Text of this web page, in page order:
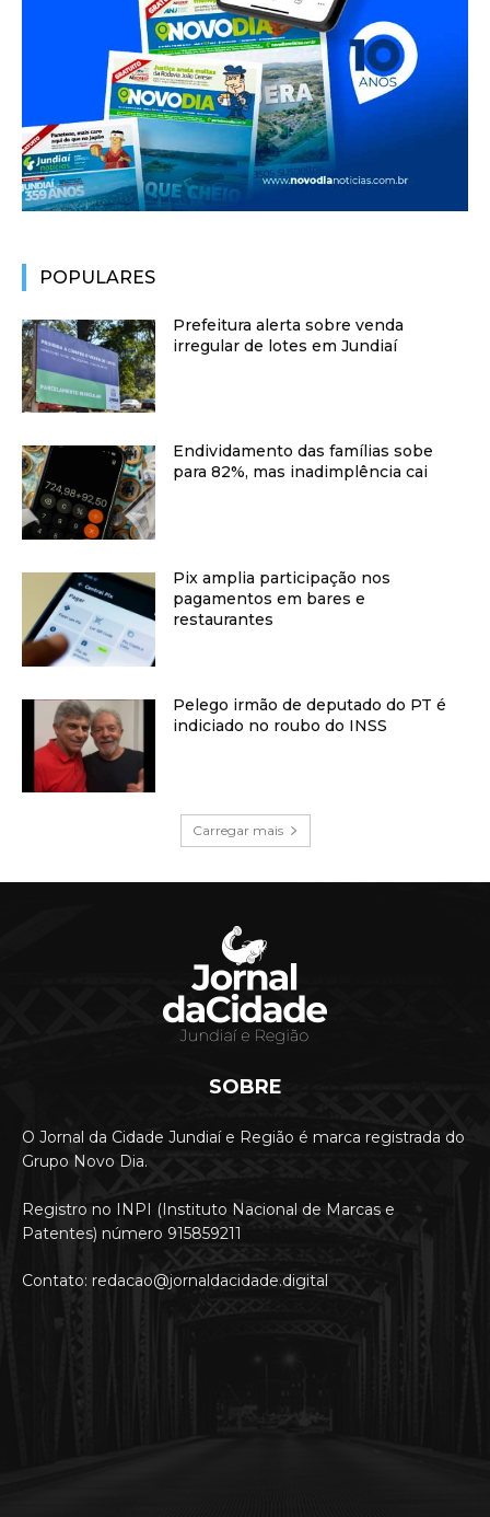
POPULARES
Prefeitura alerta sobre venda
irregular de lotes em Jundiaí
Endividamento das famílias sobe
para 82%, mas inadimplência cai
Pix amplia participação nos
pagamentos em bares e
restaurantes
Pelego irmão de deputado do PT é
indiciado no roubo do INSS
Carregar mais
SOBRE
O Jornal da Cidade Jundiaí e Região é marca registrada do
Grupo Novo Dia.
Registro no INPI (Instituto Nacional de Marcas e
Patentes) número 915859211
Contato: redacao@jornaldacidade.digital